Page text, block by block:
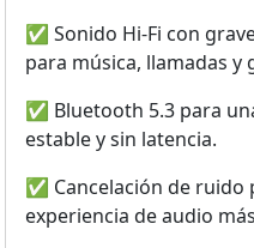
✅ Sonido Hi-Fi con
para música, llamadas y
✅ Bluetooth 5.3 para
estable y sin latencia.
✅ Cancelación de ruido
experiencia de audio